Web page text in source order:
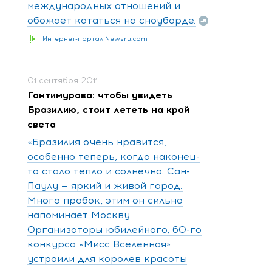
международных отношений и
обожает кататься на сноуборде.
Интернет-портал Newsru.com
01 сентября 2011
Гантимурова: чтобы увидеть
Бразилию, стоит лететь на край
света
«Бразилия очень нравится,
особенно теперь, когда наконец-
то стало тепло и солнечно. Сан-
Паулу — яркий и живой город.
Много пробок, этим он сильно
напоминает Москву.
Организаторы юбилейного, 60-го
конкурса «Мисс Вселенная»
устроили для королев красоты